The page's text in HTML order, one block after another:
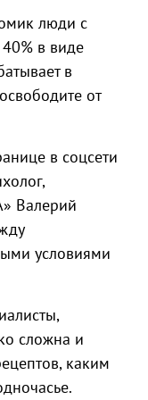
люди с
в виде
в
от
в соцсети
Валерий
условиями
сложна и
каким